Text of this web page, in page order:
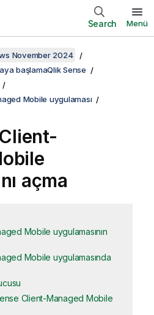
Search Menü
November 2024
başlamaQlik Sense
Mobile uygulaması
açma
Mobile uygulamasının
Mobile uygulamasında
Client-Managed Mobile